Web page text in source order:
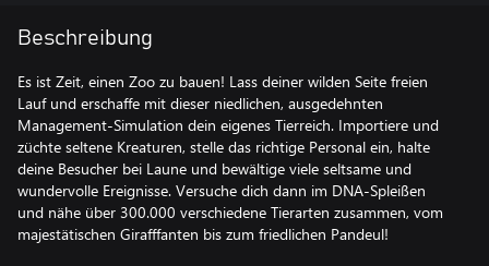
Beschreibung
Es ist Zeit, einen Zoo zu bauen! Lass deiner wilden Seite freien
Lauf und erschaffe mit dieser niedlichen, ausgedehnten
Management-Simulation dein eigenes Tierreich. Importiere und
züchte seltene Kreaturen, stelle das richtige Personal ein, halte
deine Besucher bei Laune und bewältige viele seltsame und
wundervolle Ereignisse. Versuche dich dann im DNA-Spleißen
und nähe über 300.000 verschiedene Tierarten zusammen, vom
majestätischen Girafffanten bis zum friedlichen Pandeul!